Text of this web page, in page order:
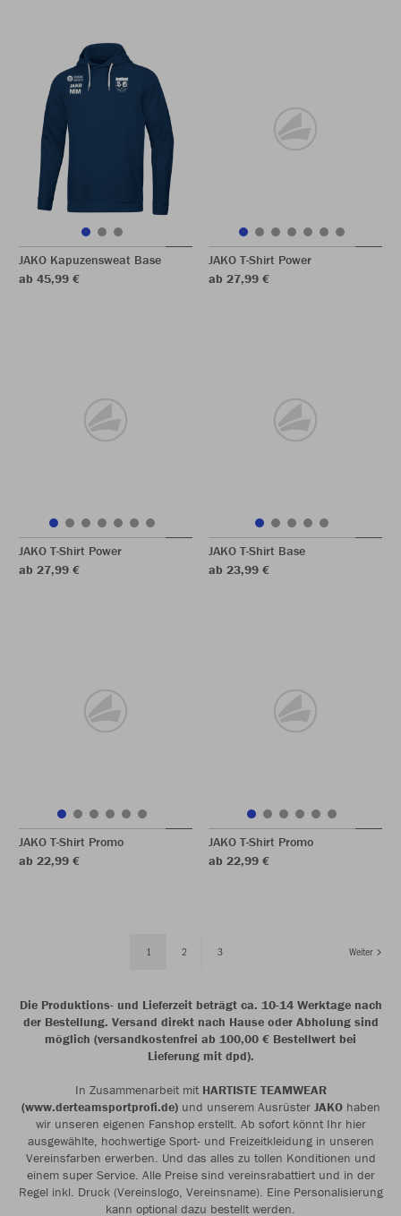
JAKO Kapuzensweat Base
ab 45,99 €
JAKO T-Shirt Power
ab 27,99 €
JAKO T-Shirt Power
ab 27,99 €
JAKO T-Shirt Base
ab 23,99 €
JAKO T-Shirt Promo
ab 22,99 €
JAKO T-Shirt Promo
ab 22,99 €
1 2 3 Weiter
Die Produktions- und Lieferzeit beträgt ca. 10-14 Werktage nach
der Bestellung. Versand direkt nach Hause oder Abholung sind
möglich (versandkostenfrei ab 100,00 € Bestellwert bei
Lieferung mit dpd).
In Zusammenarbeit mit HARTISTE TEAMWEAR
(www.derteamsportprofi.de)und unserem Ausrüster JAKOhaben
wir unseren eigenen Fanshop erstellt. Ab sofort könnt Ihr hier
ausgewählte, hochwertige Sport- und Freizeitkleidung in unseren
Vereinsfarben erwerben. Und das alles zu tollen Konditionen und
einem super Service. Alle Preise sind vereinsrabattiert und in der
Regel inkl. Druck (Vereinslogo, Vereinsname). Eine Personalisierung
kann optional dazu bestellt werden.